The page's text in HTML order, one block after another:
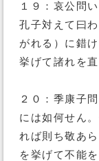
１９：哀公問
孔子対えて曰
がれる）に錯
挙げて諸れを
２０：季康子
には如何せん
れば則ち敬あ
を挙げて不能